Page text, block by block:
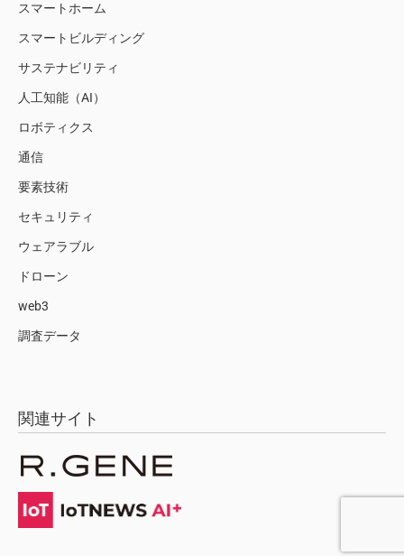
スマートホーム
スマートビルディング
サステナビリティ
人工知能（AI）
ロボティクス
通信
要素技術
セキュリティ
ウェアラブル
ドローン
web3
調査データ
関連サイト